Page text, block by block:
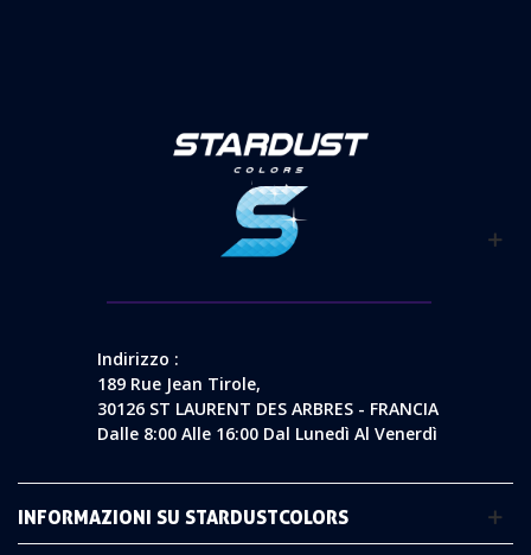
Indirizzo :
189 Rue Jean Tirole,
30126 ST LAURENT DES ARBRES - FRANCIA
Dalle 8:00 Alle 16:00 Dal Lunedì Al Venerdì
INFORMAZIONI SU STARDUSTCOLORS